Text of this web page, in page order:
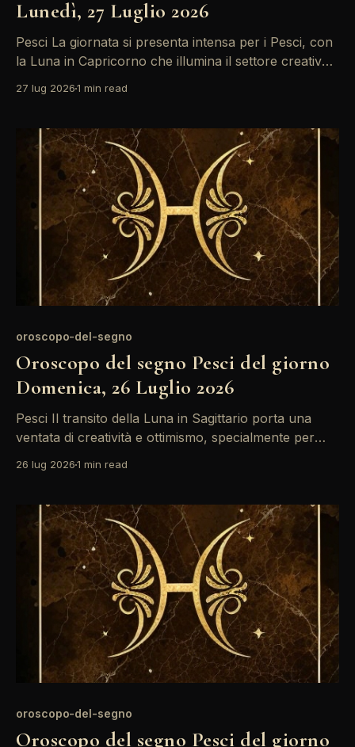
Lunedì, 27 Luglio 2026
Pesci La giornata si presenta intensa per i Pesci, con
la Luna in Capricorno che illumina il settore creativo.
ispirazione, ma attenzione: l'opposizione tra Sole e
affettivi. Sii proattivo e ascolta il
27 lug 20261 min read
oroscopo-del-segno
Oroscopo del segno Pesci del giorno
Domenica, 26 Luglio 2026
Pesci Il transito della Luna in Sagittario porta una
ventata di creatività e ottimismo, specialmente per
anche stimolanti. Approfitta di questo momento per
immaginazione. Con la Luna nel segno del Sagittario,
la giornata si
26 lug 20261 min read
oroscopo-del-segno
Oroscopo del segno Pesci del giorno